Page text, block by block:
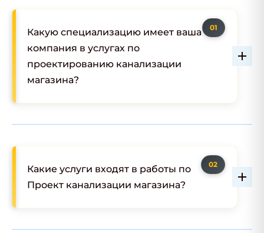
Какую специализацию имеет ваша
компания в услугах по
проектированию канализации
магазина?
Какие услуги входят в работы по
Проект канализации магазина?